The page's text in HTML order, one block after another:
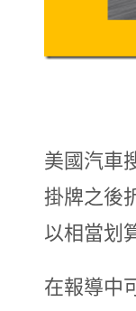
美國汽車
掛牌之後
以相當划
在報導中